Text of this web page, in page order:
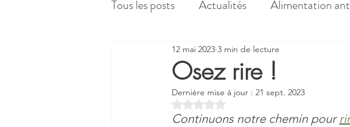
Tous les posts Actualités Alimentation
Aromathérapie
Digestion Emotions Fatigue
Osez rire !
12 mai 2023 3 min de lecture
Dernière mise à jour : 21 sept. 2023
Noté NaN étoiles sur 5.
Continuons notre chemin pour